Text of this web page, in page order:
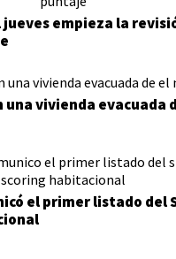
empieza la
una vivienda evacuada
el primer listado del